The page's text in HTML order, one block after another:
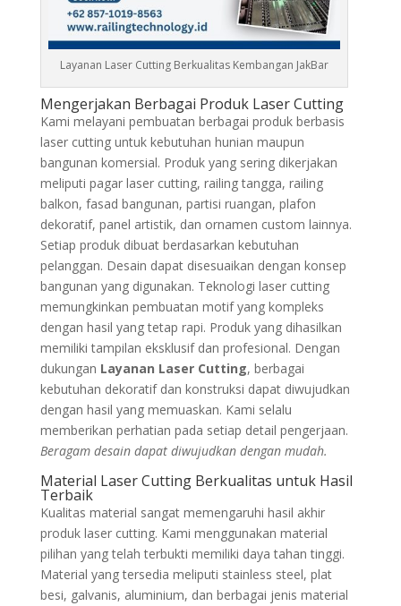
Layanan Laser Cutting Berkualitas Kembangan JakBar
Mengerjakan Berbagai Produk Laser Cutting
Kami melayani pembuatan berbagai produk berbasis
laser cutting untuk kebutuhan hunian maupun
bangunan komersial. Produk yang sering dikerjakan
meliputi pagar laser cutting, railing tangga, railing
balkon, fasad bangunan, partisi ruangan, plafon
dekoratif, panel artistik, dan ornamen custom lainnya.
Setiap produk dibuat berdasarkan kebutuhan
pelanggan. Desain dapat disesuaikan dengan konsep
bangunan yang digunakan. Teknologi laser cutting
memungkinkan pembuatan motif yang kompleks
dengan hasil yang tetap rapi. Produk yang dihasilkan
memiliki tampilan eksklusif dan profesional. Dengan
dukungan Layanan Laser Cutting, berbagai
kebutuhan dekoratif dan konstruksi dapat diwujudkan
dengan hasil yang memuaskan. Kami selalu
memberikan perhatian pada setiap detail pengerjaan.
Beragam desain dapat diwujudkan dengan mudah.
Material Laser Cutting Berkualitas untuk Hasil
Terbaik
Kualitas material sangat memengaruhi hasil akhir
produk laser cutting. Kami menggunakan material
pilihan yang telah terbukti memiliki daya tahan tinggi.
Material yang tersedia meliputi stainless steel, plat
besi, galvanis, aluminium, dan berbagai jenis material